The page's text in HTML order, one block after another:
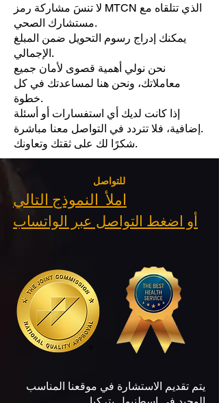
لا تنسَ مشاركة رمز MTCN الذي تتلقاه مع
مستشارك الصحي.
يمكنك إدراج رسوم التحويل ضمن المبلغ
الإجمالي.
نحن نولي أهمية قصوى لأمان جميع
معاملاتك، ونحن هنا لمساعدتك في كل
خطوة.
إذا كانت لديك أي استفسارات أو أسئلة
إضافية، فلا تتردد في التواصل معنا مباشرة.
شكرًا لك على ثقتك وتعاونك.
للتواصل
املأ النموذج التالي
أو اضغط التواصل عبر الواتساب
يتم تقديم الاستشارة في موقعنا المناسب